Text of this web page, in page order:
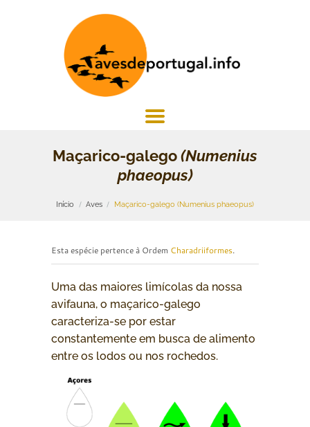
Maçarico-galego(Numenius
phaeopus)
Início Aves Maçarico-galego (Numenius phaeopus)
Esta espécie pertence à Ordem Charadriiformes.
Uma das maiores limícolas da nossa
avifauna, o maçarico-galego
caracteriza-se por estar
constantemente em busca de alimento
entre os lodos ou nos rochedos.